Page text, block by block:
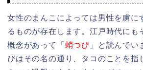
女性のまんこによっては男性を虜に
るものが存在します。江戸時代にも
概念があって「 蛸つび 」と読んでい
びはその名の通り、タコのことを指